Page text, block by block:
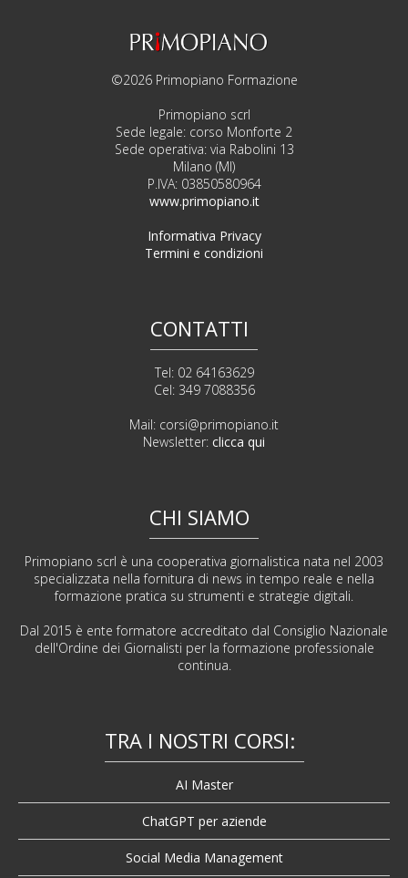
©2026 Primopiano Formazione
Primopiano scrl
Sede legale: corso Monforte 2
Sede operativa: via Rabolini 13
Milano (MI)
P.IVA: 03850580964
www.primopiano.it
Informativa Privacy
Termini e condizioni
CONTATTI
Tel: 02 64163629
Cel: 349 7088356
Mail: corsi@primopiano.it
Newsletter: clicca qui
CHI SIAMO
Primopiano scrl è una cooperativa giornalistica nata nel 2003
specializzata nella fornitura di news in tempo reale e nella
formazione pratica su strumenti e strategie digitali.
Dal 2015 è ente formatore accreditato dal Consiglio Nazionale
dell'Ordine dei Giornalisti per la formazione professionale
continua.
TRA I NOSTRI CORSI:
AI Master
ChatGPT per aziende
Social Media Management